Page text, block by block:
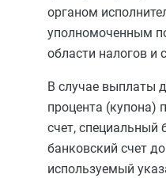
органом
уполномоченным
области налогов и
В случае выплаты
процента (купона)
счет, специальный
банковский счет
используемый